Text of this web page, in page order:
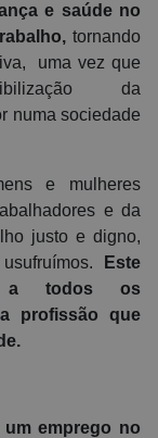
e saúde no
tornando
uma vez que
da
numa sociedade
e mulheres
e da
justo e digno,
Este
a todos os
profissão que
emprego no